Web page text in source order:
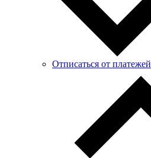
Отписаться от платежей